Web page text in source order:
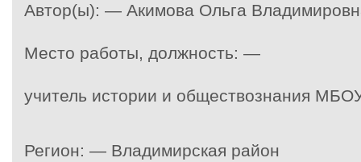
Автор(ы): — Акимова Ольга
Место работы, должность: —
учитель истории и обществознания
Регион: — Владимирская район